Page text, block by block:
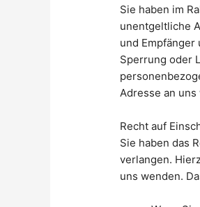
Sie haben im
unentgeltliche
und
Sperrung oder
Adresse an uns
Recht auf
Sie haben das
verlangen.
uns wenden.